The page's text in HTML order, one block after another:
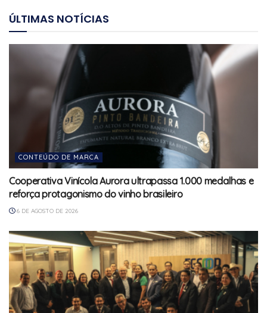
ÚLTIMAS NOTÍCIAS
CONTEÚDO DE MARCA
Cooperativa Vinícola Aurora ultrapassa 1.000 medalhas e
reforça protagonismo do vinho brasileiro
6 DE AGOSTO DE 2026